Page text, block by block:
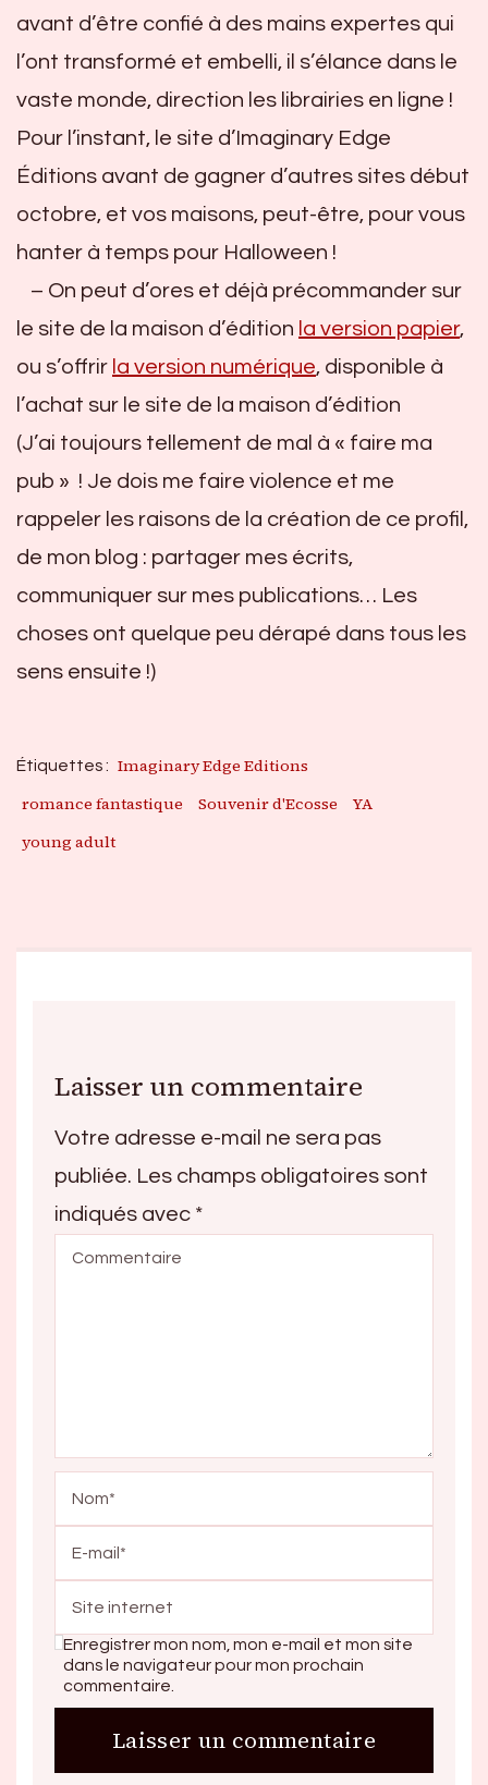
avant d’être confié à des mains expertes qui
l’ont transformé et embelli, il s’élance dans le
vaste monde, direction les librairies en ligne !
Pour l’instant, le site d’Imaginary Edge
Éditions avant de gagner d’autres sites début
octobre, et vos maisons, peut-être, pour vous
hanter à temps pour Halloween !
– On peut d’ores et déjà précommander sur
le site de la maison d’édition la version papier,
ou s’offrir la version numérique, disponible à
l’achat sur le site de la maison d’édition
(J’ai toujours tellement de mal à « faire ma
pub » ! Je dois me faire violence et me
rappeler les raisons de la création de ce profil,
de mon blog : partager mes écrits,
communiquer sur mes publications… Les
choses ont quelque peu dérapé dans tous les
sens ensuite !)
Étiquettes : Imaginary Edge Editions
romance fantastique
Souvenir d'Ecosse
YA
young adult
Laisser un commentaire
Votre adresse e-mail ne sera pas
publiée. Les champs obligatoires sont
indiqués avec *
Enregistrer mon nom, mon e-mail et mon site
dans le navigateur pour mon prochain
commentaire.